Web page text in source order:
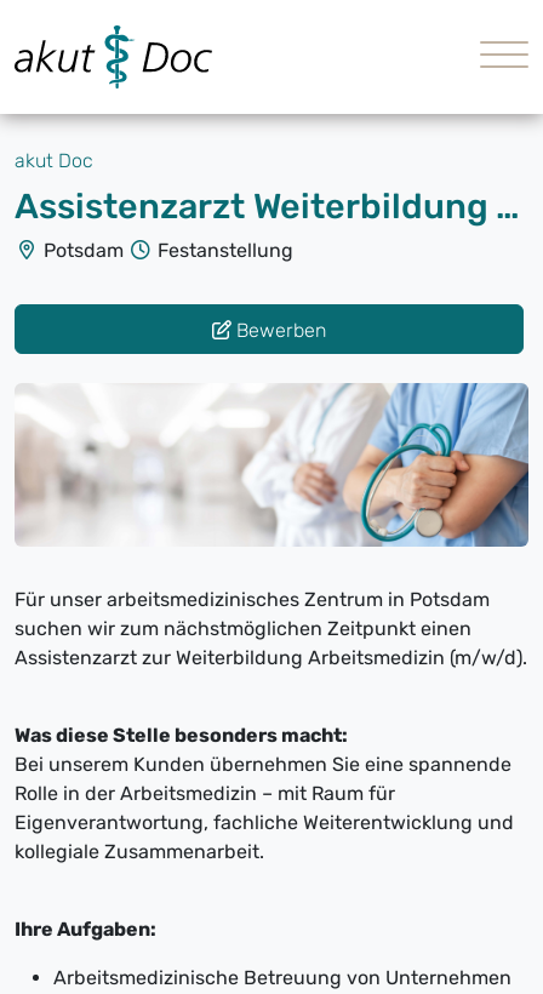
akut Doc
Assistenzarzt Weiterbildung Arbeitsmedizin (m/w/d)
Potsdam Festanstellung
Bewerben
Für unser arbeitsmedizinisches Zentrum in Potsdam
suchen wir zum nächstmöglichen Zeitpunkt einen
Assistenzarzt zur Weiterbildung Arbeitsmedizin (m/w/d).
Was diese Stelle besonders macht:
Bei unserem Kunden übernehmen Sie eine spannende
Rolle in der Arbeitsmedizin – mit Raum für
Eigenverantwortung, fachliche Weiterentwicklung und
kollegiale Zusammenarbeit.
Ihre Aufgaben:
Arbeitsmedizinische Betreuung von Unternehmen